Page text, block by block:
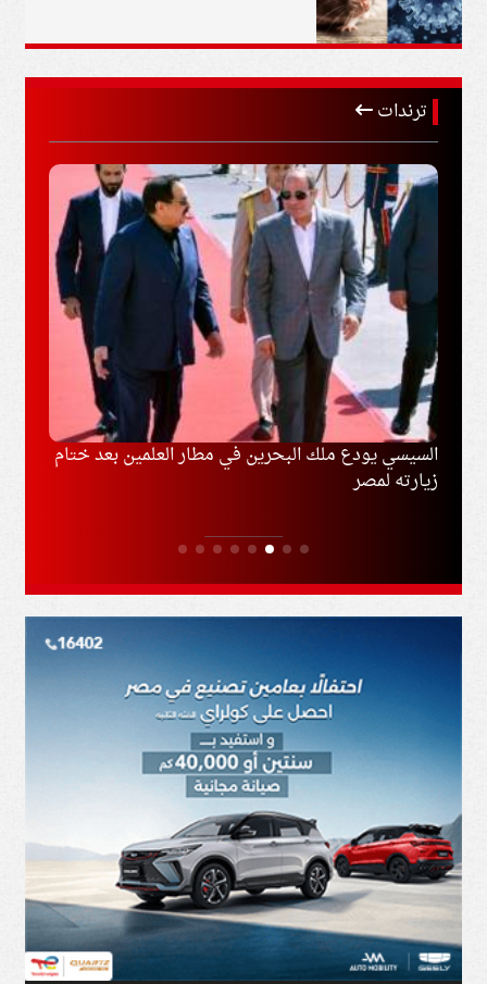
ترندات
السيسي يودع ملك البحرين في مطار العلمين بعد ختام
زيارته لمصر